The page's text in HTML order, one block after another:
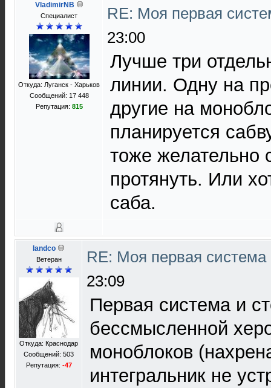
VladimirNB
Специалист
Откуда: Луганск - Харьков
Сообщений: 17 448
Репутация: 815
RE: Моя первая
23:00
Лучше три
линии. Одну на
другие на
планируется
тоже желательно
протянуть. Или
саба.
landco
Ветеран
Откуда: Краснодар
Сообщений: 503
Репутация: -47
RE: Моя первая
23:09
Первая система и
бессмысленной
моноблоков
интегральник не